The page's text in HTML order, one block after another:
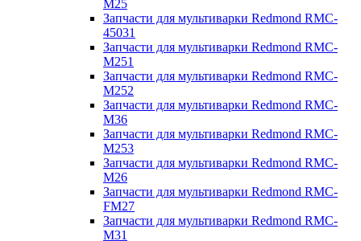
M25
Запчасти для мультиварки Redmond RMC-
45031
Запчасти для мультиварки Redmond RMC-
M251
Запчасти для мультиварки Redmond RMC-
M252
Запчасти для мультиварки Redmond RMC-
M36
Запчасти для мультиварки Redmond RMC-
M253
Запчасти для мультиварки Redmond RMC-
M26
Запчасти для мультиварки Redmond RMC-
FM27
Запчасти для мультиварки Redmond RMC-
M31